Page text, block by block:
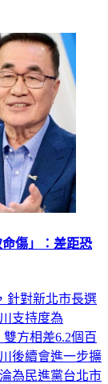
傷」：差距恐
針對新北市長選
支持度為
方相差6.2個百
後續會進一步擴
為民進黨台北市